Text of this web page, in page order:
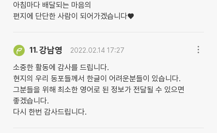
아침마다 배달되는 마음의
편지에 단단한 사람이 되어가겠습니다♥
11.강남영 2022.02.14 17:27
소중한 활동에 감사를 드립니다.
현지의 우리 동포들께서 한글이 어려운분들이 있습니다.
그분들을 위해 최소한 영어로 된 정보가 전달될 수 있으면
좋겠습니다.
다시 한번 감사드립니다.